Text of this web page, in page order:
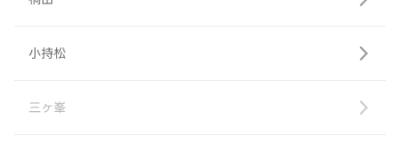
小持松
三ヶ峯